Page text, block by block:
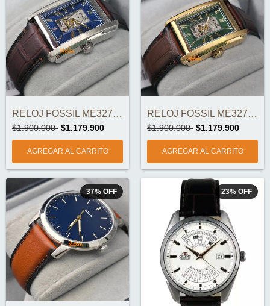
RELOJ FOSSIL ME3273 AUTOMÁTICO ORIGINAL
$1.900.000 $1.179.900
RELOJ FOSSIL ME3271 AUTOMÁTICO ORIGINAL
$1.900.000 $1.179.900
37% OFF 23% OFF